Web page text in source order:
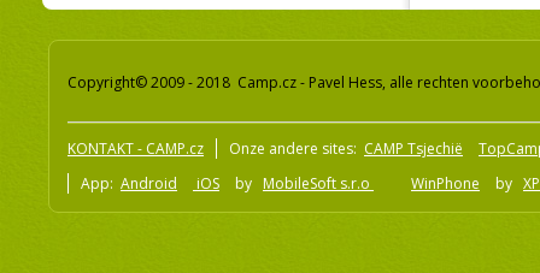
Copyright© 2009 - 2018 Camp.cz - Pavel Hess, alle rechten
KONTAKT - CAMP.cz Onze andere sites: CAMP Tsjechië
App: Android iOS by MobileSoft s.r.o WinPhone by